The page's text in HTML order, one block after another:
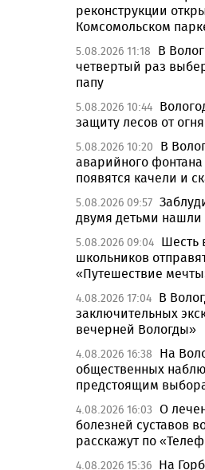
реконструкции
Комсомольском
5.08.2026 11:18
В
четвертый раз
папу
5.08.2026 10:44
защиту лесов от
5.08.2026 10:20
В
аварийного
появятся качели и
5.08.2026 09:57
двумя детьми нашли
5.08.2026 09:04 Шесть
школьников
«Путешествие
4.08.2026 17:04 В
заключительных
вечерней Вологды»
4.08.2026 16:38
На
общественных
предстоящим
4.08.2026 16:03 О
болезней суставов
расскажут по
4.08.2026 15:36 На